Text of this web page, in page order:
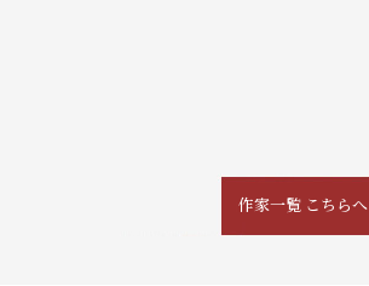
作家一覧 こちらへ